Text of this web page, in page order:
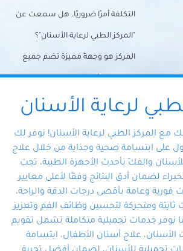
التكلفة أمرًا ضروريًا. هل سمعت عن
"المركز الطبي لرعاية الأسنان"؟
المركز هو وجهةً مميزة تضم جميع
احتياجات الأسنان تحت سقف واحد،
وتضمن لك حلاً شاملًا لجميع
المتخصص ذوي الخبرة، ستجد نفسك
في أيد أمينة تلبي احتياجاتك بكل
احترافية ودقة.
لرعاية الأسنان
مع المركز الطبي لرعاية الأسنان! نوفر لك
على ابتسامة صحية وجذابة من خلال علاج
والفكّ بأحدث الأجهزة الطبية، تحت
لضمان أدق النتائج وفقًا لأعلى معايير
فورية وعامة بأقصى درجات الدقة والراحة،
ثابتة ومتحركة لتحسين وظائف الفم وتعزيز
نوفر خدمات تجميلية متكاملة تشمل تقويم
علاج أسنان الأطفال، ابتسامة